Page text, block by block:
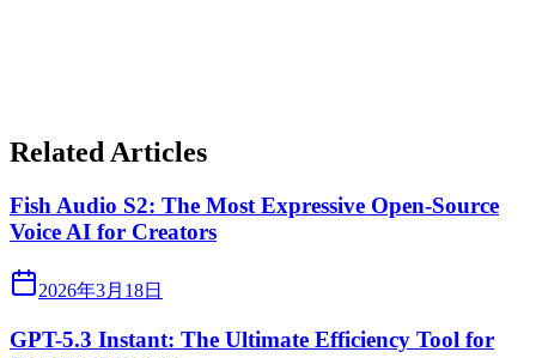
Related Articles
Fish Audio S2: The Most Expressive Open-Source
Voice AI for Creators
2026年3月18日
GPT-5.3 Instant: The Ultimate Efficiency Tool for